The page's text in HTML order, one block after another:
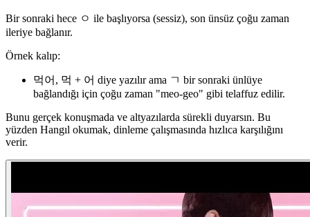
Bir sonraki hece ㅇ ile başlıyorsa (sessiz), son ünsüz çoğu zaman
ileriye bağlanır.
Örnek kalıp:
먹어, 먹 + 어 diye yazılır ama ㄱ bir sonraki ünlüye
bağlandığı için çoğu zaman "meo-geo" gibi telaffuz edilir.
Bunu gerçek konuşmada ve altyazılarda sürekli duyarsın. Bu
yüzden Hangıl okumak, dinleme çalışmasında hızlıca karşılığını
verir.